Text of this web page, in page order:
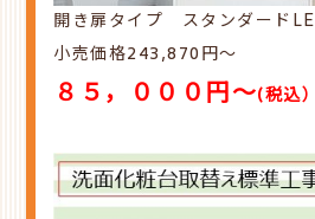
開き扉タイプ スタンダード
小売価格243,870円～
８５，０００円～(税込）